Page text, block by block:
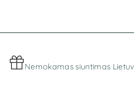
Nemokamas siuntimas